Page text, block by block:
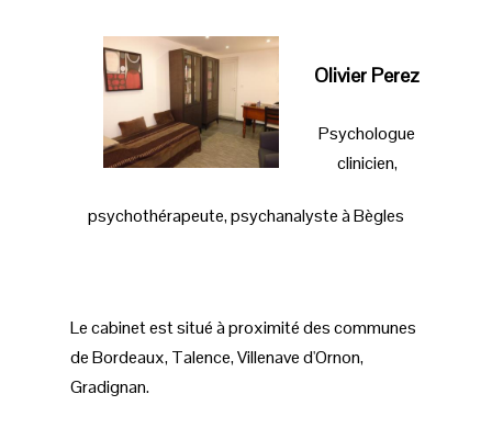
Olivier Perez
Psychologue
clinicien,
psychothérapeute, psychanalyste à Bègles
Le cabinet est situé à proximité des communes
de Bordeaux, Talence, Villenave d'Ornon,
Gradignan.